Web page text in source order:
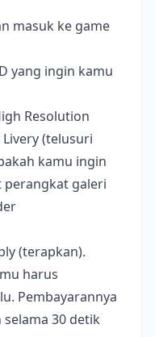
masuk ke game
yang ingin kamu
Resolution
(telusuri
kamu ingin
perangkat galeri
(terapkan).
harus
Pembayarannya
30 detik